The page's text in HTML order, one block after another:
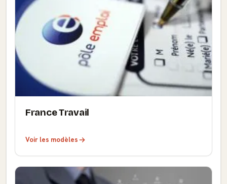
France Travail
Voir les modèles